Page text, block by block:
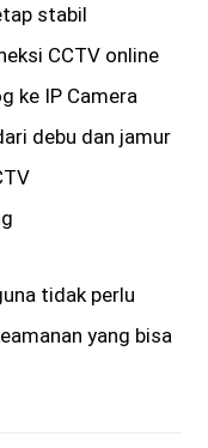
stabil
CCTV online
ke IP Camera
debu dan jamur
tidak perlu
yang bisa